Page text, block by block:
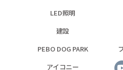
LED照明
建設
PEBO DOG PARK
アイコニー